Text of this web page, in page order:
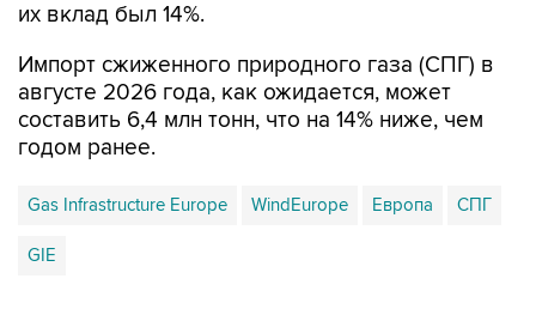
Импорт сжиженного природного газа (СПГ) в
составить 6,4 млн тонн, что на 14% ниже, чем
годом ранее.
Gas Infrastructure Europe
GIE